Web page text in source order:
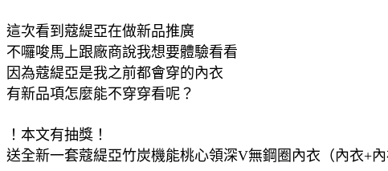
這次看到蔻緹亞在做新品推廣
不囉唆馬上跟廠商說我想要體驗看看
因為蔻緹亞是我之前都會穿的內衣
有新品項怎麼能不穿穿看呢？
！本文有抽獎！
送全新一套蔻緹亞竹炭機能桃心領深V無鋼圈內衣（內衣+內